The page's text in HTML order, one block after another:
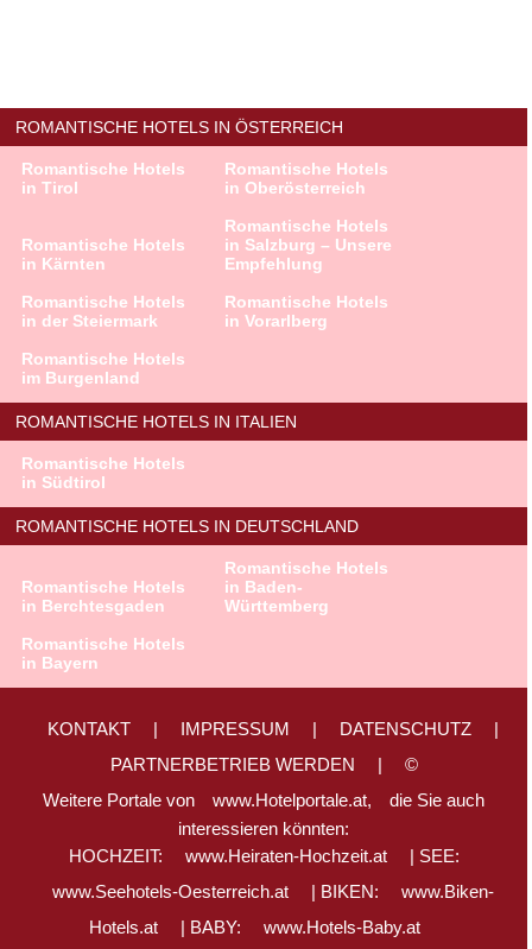
ROMANTISCHE HOTELS IN ÖSTERREICH
Romantische Hotels
in Tirol
Romantische Hotels
in Oberösterreich
Romantische Hotels
in Kärnten
Romantische Hotels
in Salzburg – Unsere
Empfehlung
Romantische Hotels
in der Steiermark
Romantische Hotels
in Vorarlberg
Romantische Hotels
im Burgenland
ROMANTISCHE HOTELS IN ITALIEN
Romantische Hotels
in Südtirol
ROMANTISCHE HOTELS IN DEUTSCHLAND
Romantische Hotels
in Berchtesgaden
Romantische Hotels
in Baden-
Württemberg
Romantische Hotels
in Bayern
KONTAKT | IMPRESSUM | DATENSCHUTZ
|
PARTNERBETRIEB WERDEN
|
©
Weitere Portale von
www.Hotelportale.at,
die Sie auch
interessieren könnten:
HOCHZEIT:
www.Heiraten-Hochzeit.at
| SEE:
www.Seehotels-Oesterreich.at
| BIKEN:
www.Biken-
Hotels.at
| BABY: www.Hotels-Baby.at